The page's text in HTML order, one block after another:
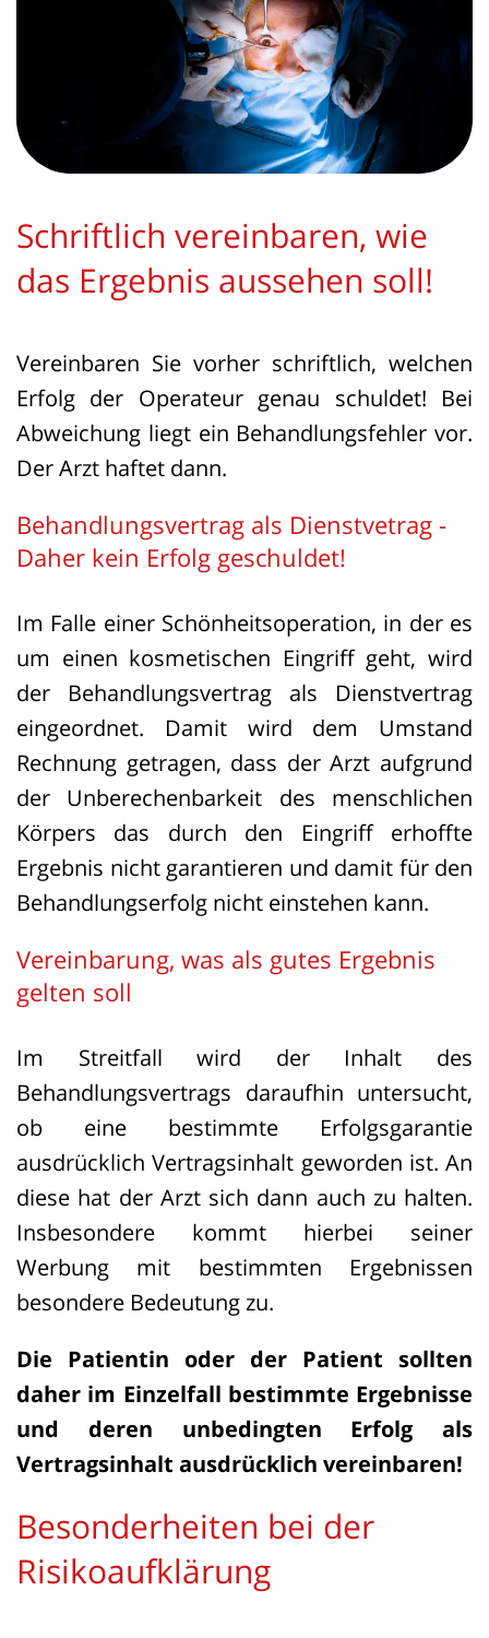
Schriftlich vereinbaren, wie
das Ergebnis aussehen soll!
Vereinbaren Sie vorher schriftlich, welchen
Erfolg der Operateur genau schuldet! Bei
Abweichung liegt ein Behandlungsfehler vor.
Der Arzt haftet dann.
Behandlungsvertrag als Dienstvetrag -
Daher kein Erfolg geschuldet!
Im Falle einer Schönheitsoperation, in der es
um einen kosmetischen Eingriff geht, wird
der Behandlungsvertrag als Dienstvertrag
eingeordnet. Damit wird dem Umstand
Rechnung getragen, dass der Arzt aufgrund
der Unberechenbarkeit des menschlichen
Körpers das durch den Eingriff erhoffte
Ergebnis nicht garantieren und damit für den
Behandlungserfolg nicht einstehen kann.
Vereinbarung, was als gutes Ergebnis
gelten soll
Im Streitfall wird der Inhalt des
Behandlungsvertrags daraufhin untersucht,
ob eine bestimmte Erfolgsgarantie
ausdrücklich Vertragsinhalt geworden ist. An
diese hat der Arzt sich dann auch zu halten.
Insbesondere kommt hierbei seiner
Werbung mit bestimmten Ergebnissen
besondere Bedeutung zu.
Die Patientin oder der Patient sollten
daher im Einzelfall bestimmte Ergebnisse
und deren unbedingten Erfolg als
Vertragsinhalt ausdrücklich vereinbaren!
Besonderheiten bei der
Risikoaufklärung